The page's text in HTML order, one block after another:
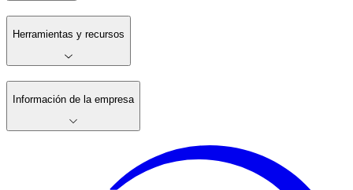
Herramientas y recursos
Información de la empresa